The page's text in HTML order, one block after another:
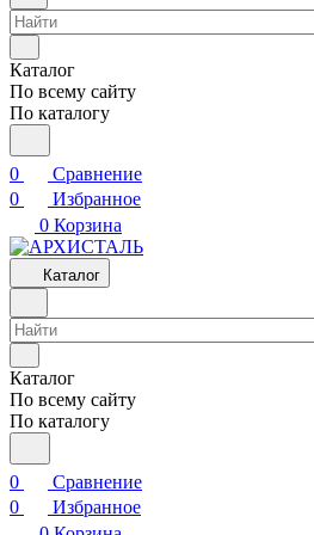
Каталог
По всему сайту
По каталогу
0
Сравнение
0
Избранное
0 Корзина
Каталог
Каталог
По всему сайту
По каталогу
0
Сравнение
0
Избранное